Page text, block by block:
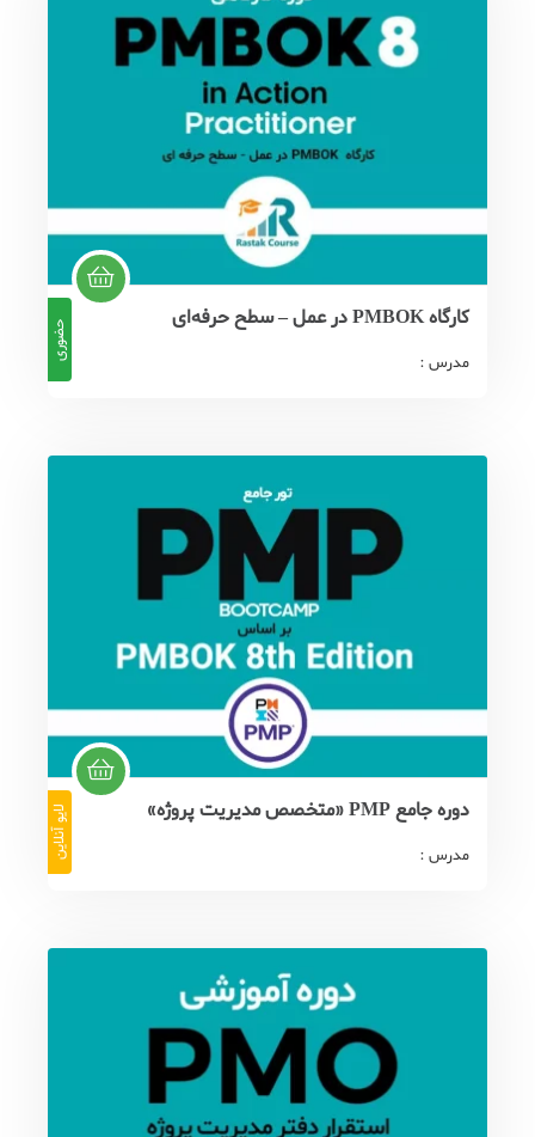
کارگاه PMBOK در عمل – سطح حرفه‌ای حضوری
دوره جامع PMP «متخصص مدیریت پروژه» لایو آنلاین